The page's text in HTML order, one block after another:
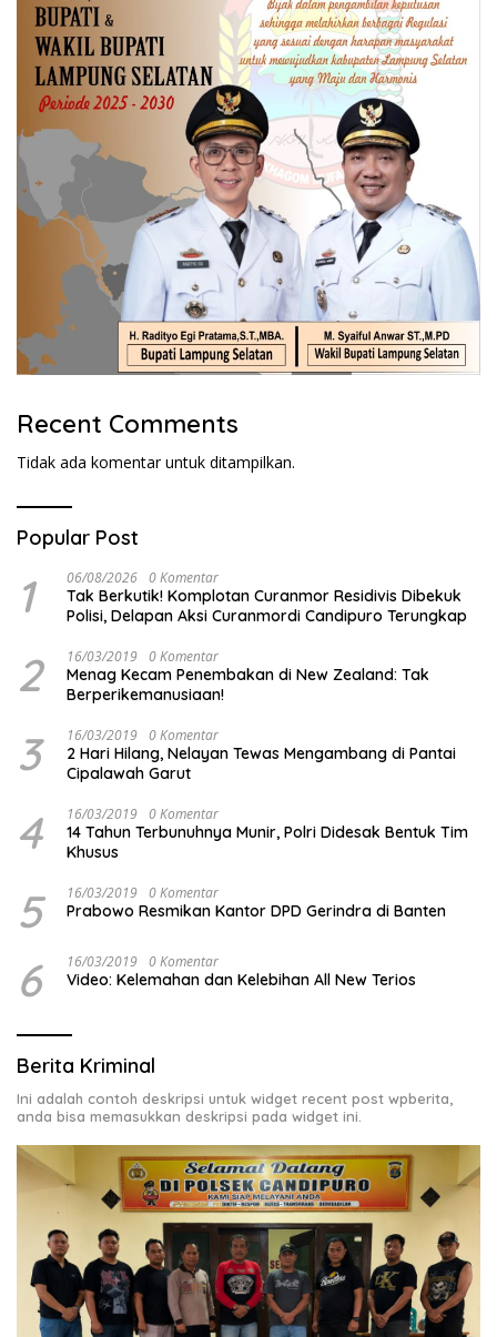
Recent Comments
Tidak ada komentar untuk ditampilkan.
Popular Post
1 06/08/2026 0 Komentar
Tak Berkutik! Komplotan Curanmor Residivis Dibekuk
Polisi, Delapan Aksi Curanmordi Candipuro Terungkap
2 16/03/2019 0 Komentar
Menag Kecam Penembakan di New Zealand: Tak
Berperikemanusiaan!
3 16/03/2019 0 Komentar
2 Hari Hilang, Nelayan Tewas Mengambang di Pantai
Cipalawah Garut
4 16/03/2019 0 Komentar
14 Tahun Terbunuhnya Munir, Polri Didesak Bentuk Tim
Khusus
5 16/03/2019 0 Komentar
Prabowo Resmikan Kantor DPD Gerindra di Banten
6 16/03/2019 0 Komentar
Video: Kelemahan dan Kelebihan All New Terios
Berita Kriminal
Ini adalah contoh deskripsi untuk widget recent post wpberita,
anda bisa memasukkan deskripsi pada widget ini.